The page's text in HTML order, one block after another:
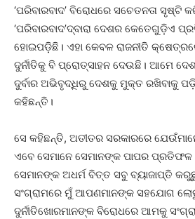
‘ପରିବାରବାଦ’ ବିରୋଧରେ ସଚେତନତା ସୃଷ୍ଟି
‘ପରିବାରବାଦ’ଦ୍ବାରା ଦେଶର କେତେଗୁଡ଼ିଏ
ହୋଇପଡ଼ିଛି। ଏହା କେବଳ ରାଜନୀତି
ଦୁର୍ନୀତିକୁ ବି ପ୍ରୋତ୍ସାହନ ଦେଉଛି। ଆମେ
ଦୁର୍ବାର ଅଭିବୃଦ୍ଧିରୁ ଦେଶକୁ ମୁକ୍ତ ରଖିବାକୁ
କହିଛନ୍ତି।
ସେ କହିଛନ୍ତି, ଅତୀତର ସରକାରରେ
ଏବେ ସେମାନେ ସେମାନଙ୍କ ପାପର
ସେମାନଙ୍କ ଅଧର୍ମ ବିତ୍ତ ସବୁ ବ୍ୟାଜାପ୍ତି
ସଂଗ୍ରାମରେ ମୁଁ ଆପଣମାନଙ୍କ ସହଯୋଗ
ଦୁର୍ନୀତିଖୋରମାନଙ୍କ ବିରୋଧରେ ଆମକୁ